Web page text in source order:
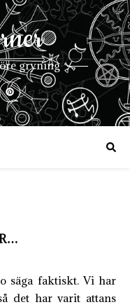
gryning
det har varit attans